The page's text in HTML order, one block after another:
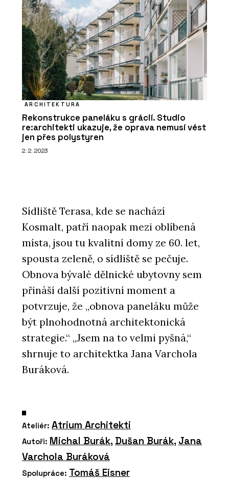
ARCHITEKTURA
Rekonstrukce paneláku s grácií. Studio
re:architekti ukazuje, že oprava nemusí vést
jen přes polystyren
2. 2. 2023
Sídliště Terasa, kde se nachází
Kosmalt, patří naopak mezi oblíbená
místa, jsou tu kvalitní domy ze 60. let,
spousta zeleně, o sídliště se pečuje.
Obnova bývalé dělnické ubytovny sem
přináší další pozitivní moment a
potvrzuje, že „obnova paneláku může
být plnohodnotná architektonická
strategie.“ „Jsem na to velmi pyšná,“
shrnuje to architektka Jana Varchola
Buráková.
Ateliér: Atrium Architekti
Autoři: Michal Burák, Dušan Burák, Jana
Varchola Buráková
Spolupráce: Tomáš Eisner